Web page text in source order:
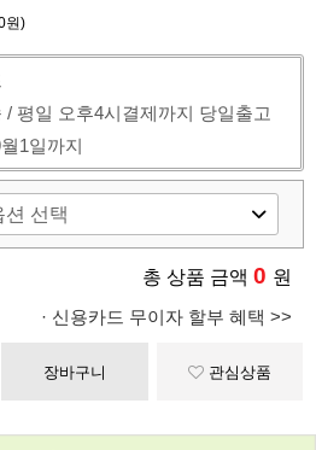
원)
/ 평일 오후4시결제까지 당일출고
1일까지
총 상품 금액 0 원
· 신용카드 무이자 할부 혜택 >>
장바구니 관심상품